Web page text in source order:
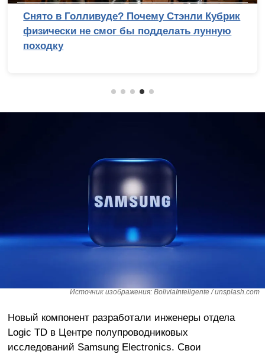
Снято в Голливуде? Почему Стэнли Кубрик
физически не смог бы подделать лунную
походку
Источник изображения: BoliviaInteligente / unsplash.com
Новый компонент разработали инженеры отдела
Logic TD в Центре полупроводниковых
исследований Samsung Electronics. Свои